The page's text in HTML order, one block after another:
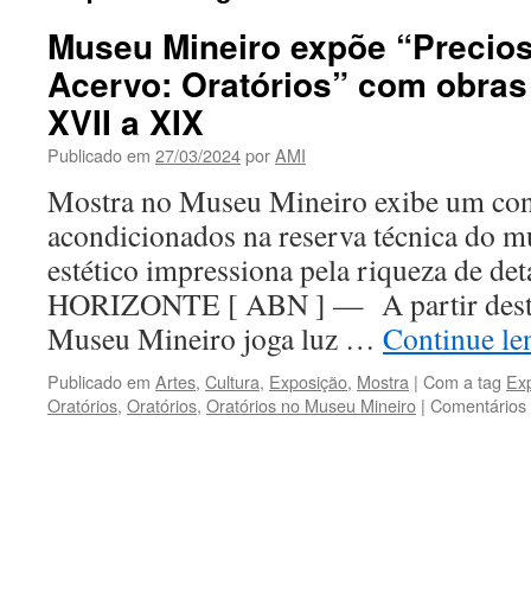
Museu Mineiro expõe
Acervo: Oratórios” com
XVII a XIX
Publicado em 27/03/2024porAMI
Mostra no Museu Mineiro exibe um
acondicionados na reserva técnica do
estético impressiona pela riqueza de
HORIZONTE [ ABN ] — A partir
Museu Mineiro joga luz … Continue
Publicado em Artes, Cultura, Exposição, Mostra | Com a tag
Oratórios, Oratórios, Oratórios no Museu Mineiro |